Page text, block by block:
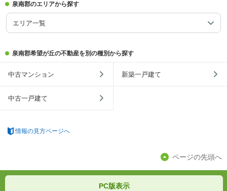
泉南郡のエリアから探す
エリア一覧
泉南郡希望が丘の不動産を別の種別から探す
中古マンション 新築一戸建て
中古一戸建て
情報の見方ページへ
ページの先頭へ
PC版表示